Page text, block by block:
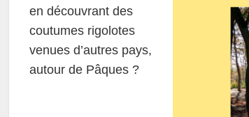
en découvrant des
coutumes rigolotes
venues d’autres pays,
autour de Pâques ?